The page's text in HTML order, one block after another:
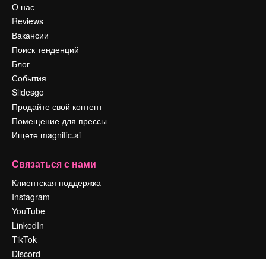
О нас
Reviews
Вакансии
Поиск тенденций
Блог
События
Slidesgo
Продайте свой контент
Помещение для прессы
Ищете magnific.ai
Связаться с нами
Клиентская поддержка
Instagram
YouTube
LinkedIn
TikTok
Discord